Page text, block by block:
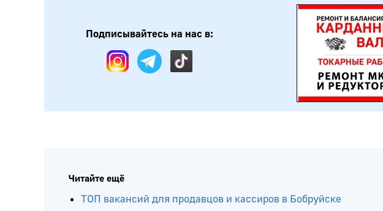
Подписывайтесь на нас в:
Читайте ещё
ТОП вакансий для продавцов и кассиров в Бобруйске